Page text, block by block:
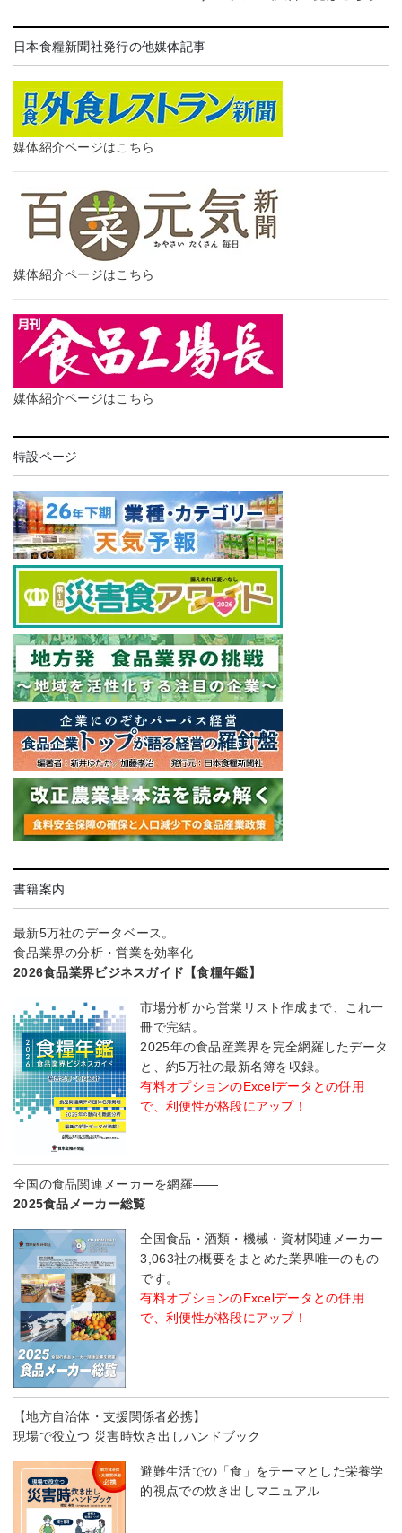
日本食糧新聞社発行の他媒体記事
媒体紹介ページはこちら
媒体紹介ページはこちら
媒体紹介ページはこちら
特設ページ
書籍案内
最新5万社のデータベース。
食品業界の分析・営業を効率化
2026食品業界ビジネスガイド【食糧年鑑】
市場分析から営業リスト作成まで、これ一
冊で完結。
2025年の食品産業界を完全網羅したデータ
と、約5万社の最新名簿を収録。
有料オプションのExcelデータとの併用
で、利便性が格段にアップ！
全国の食品関連メーカーを網羅――
2025食品メーカー総覧
全国食品・酒類・機械・資材関連メーカー
3,063社の概要をまとめた業界唯一のもの
です。
有料オプションのExcelデータとの併用
で、利便性が格段にアップ！
【地方自治体・支援関係者必携】
現場で役立つ 災害時炊き出しハンドブック
避難生活での「食」をテーマとした栄養学
的視点での炊き出しマニュアル